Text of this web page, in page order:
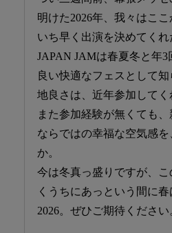
明けた2026年、我々はここ
いち早く出演を決めてく
JAPAN JAMは春夏冬と年
良い快適なフェスとして
地良さは、近年参加して
また参加経験が無くても
ならではの幸福な空気感
か。
今は冬真っ盛りですが、
くうちにあっという間に
2026。ぜひご期待ください